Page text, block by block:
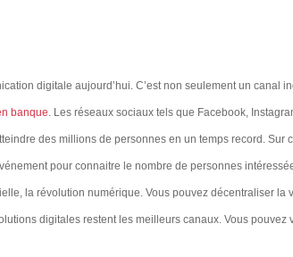
digitale aujourd’hui. C’est non seulement un canal
banque. Les réseaux sociaux tels que Facebook,
des millions de personnes en un temps record. Sur
pour connaitre le nombre de personnes
la révolution numérique. Vous pouvez décentraliser la
digitales restent les meilleurs canaux. Vous pouvez